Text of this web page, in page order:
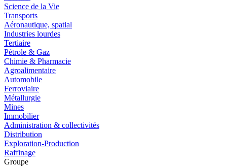
Science de la Vie
Transports
Aéronautique, spatial
Industries lourdes
Tertiaire
Pétrole & Gaz
Chimie & Pharmacie
Agroalimentaire
Automobile
Ferroviaire
Métallurgie
Mines
Immobilier
Administration & collectivités
Distribution
Exploration-Production
Raffinage
Groupe